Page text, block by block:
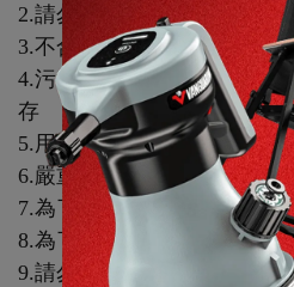
2.請勿乾燥後硬梆梆的狀態
3.不合肌膚時，請速停止使用
4.污垢附著未處理會成為發
存
5.用洗衣機洗時請放入洗衣網
6.嚴重污垢附著時用溫水加
7.為了不要有洗劑殘留請充
8.為了避免材質劣化，請勿
9.請勿泡在熱水裡，或請勿